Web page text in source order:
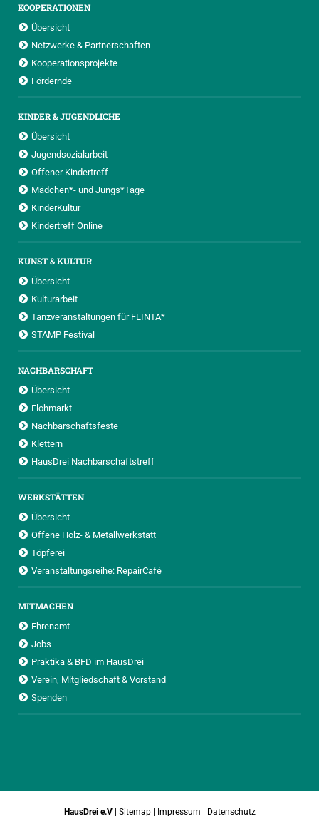
KOOPERATIONEN
Übersicht
Netzwerke & Partnerschaften
Kooperationsprojekte
Fördernde
KINDER & JUGENDLICHE
Übersicht
Jugendsozialarbeit
Offener Kindertreff
Mädchen*- und Jungs*Tage
KinderKultur
Kindertreff Online
KUNST & KULTUR
Übersicht
Kulturarbeit
Tanzveranstaltungen für FLINTA*
STAMP Festival
NACHBARSCHAFT
Übersicht
Flohmarkt
Nachbarschaftsfeste
Klettern
HausDrei Nachbarschaftstreff
WERKSTÄTTEN
Übersicht
Offene Holz- & Metallwerkstatt
Töpferei
Veranstaltungsreihe: RepairCafé
MITMACHEN
Ehrenamt
Jobs
Praktika & BFD im HausDrei
Verein, Mitgliedschaft & Vorstand
Spenden
HausDrei e.V | Sitemap| Impressum | Datenschutz